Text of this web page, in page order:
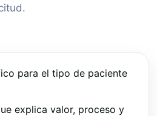
para el tipo de paciente
explica valor, proceso y